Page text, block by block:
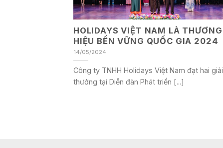
HOLIDAYS VIỆT NAM LÀ THƯƠNG
HIỆU BỀN VỮNG QUỐC GIA 2024
14/05/2024
Công ty TNHH Holidays Việt Nam đạt hai giải
thưởng tại Diễn đàn Phát triển [...]